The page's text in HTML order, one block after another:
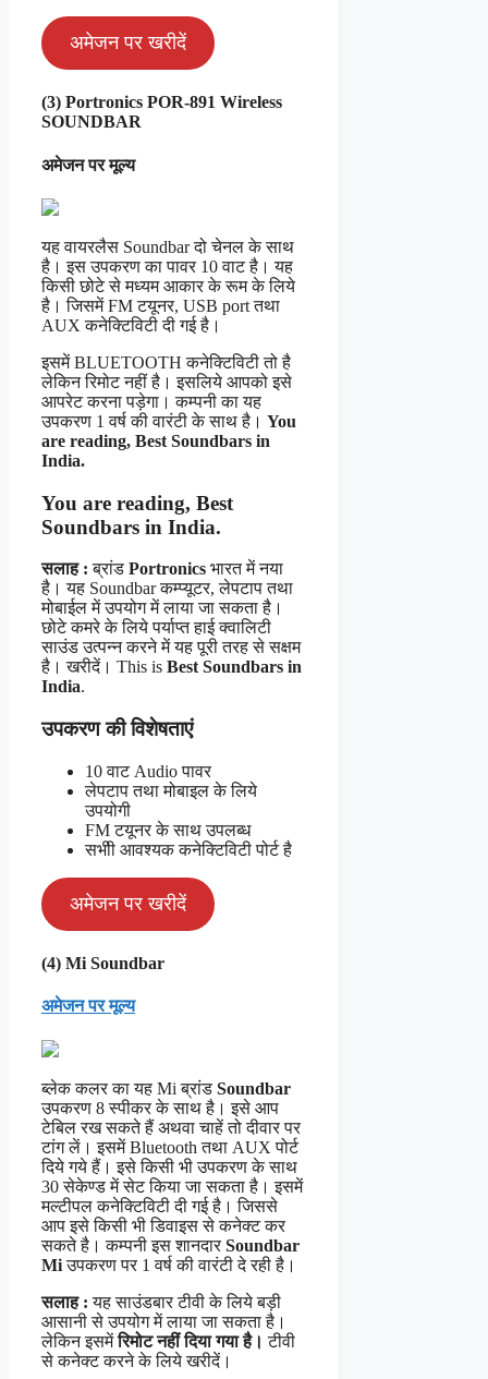
अमेजन पर खरीदें
(3) Portronics POR-891 Wireless
SOUNDBAR
अमेजन पर मूल्य
यह वायरलैस Soundbar दो चेनल के साथ
है। इस उपकरण का पावर 10 वाट है। यह
किसी छोटे से मध्यम आकार के रूम के लिये
है। जिसमें FM टयूनर, USB port तथा
AUX कनेक्टिविटी दी गई है।
इसमें BLUETOOTH कनेक्टिविटी तो है
लेकिन रिमोट नहीं है। इसलिये आपको इसे
आपरेट करना पड़ेगा। कम्पनी का यह
उपकरण 1 वर्ष की वारंटी के साथ है। You
are reading, Best Soundbars in
India.
You are reading, Best
Soundbars in India.
सलाह :ब्रांड Portronics भारत में नया
है। यह Soundbar कम्प्यूटर, लेपटाप तथा
मोबाईल में उपयोग में लाया जा सकता है।
छोटे कमरे के लिये पर्याप्त हाई क्वालिटी
साउंड उत्पन्न करने में यह पूरी तरह से सक्षम
है। खरीदें। This is Best Soundbars in
India.
उपकरण की विशेषताएं
10 वाट Audio पावर
लेपटाप तथा मोबाइल के लिये
उपयोगी
FM टयूनर के साथ उपलब्ध
सभीी आवश्यक कनेक्टिविटी पोर्ट है
अमेजन पर खरीदें
(4) Mi Soundbar
अमेजन पर मूल्य
ब्लेक कलर का यह Mi ब्रांड Soundbar
उपकरण 8 स्पीकर के साथ है। इसे आप
टेबिल रख सकते हैं अथवा चाहें तो दीवार पर
टांग लें। इसमें Bluetooth तथा AUX पोर्ट
दिये गये हैं। इसे किसी भी उपकरण के साथ
30 सेकेण्ड में सेट किया जा सकता है। इसमें
मल्टीपल कनेक्टिविटी दी गई है। जिससे
आप इसे किसी भी डिवाइस से कनेक्ट कर
सकते है। कम्पनी इस शानदार Soundbar
Miउपकरण पर 1 वर्ष की वारंटी दे रही है।
सलाह : यह साउंडबार टीवी के लिये बड़ी
आसानी से उपयोग में लाया जा सकता है।
लेकिन इसमेंरिमोट नहीं दिया गया है। टीवी
से कनेक्ट करने के लिये खरीदें।